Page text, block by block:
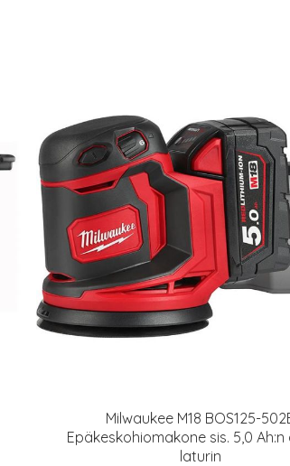
Milwaukee M18 BOS125-
Epäkeskohiomakone sis. 5,0
laturin